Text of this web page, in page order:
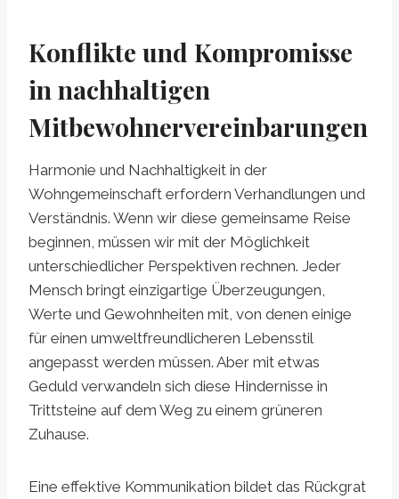
Konflikte und Kompromisse
in nachhaltigen
Mitbewohnervereinbarungen
Harmonie und Nachhaltigkeit in der
Wohngemeinschaft erfordern Verhandlungen und
Verständnis. Wenn wir diese gemeinsame Reise
beginnen, müssen wir mit der Möglichkeit
unterschiedlicher Perspektiven rechnen. Jeder
Mensch bringt einzigartige Überzeugungen,
Werte und Gewohnheiten mit, von denen einige
für einen umweltfreundlicheren Lebensstil
angepasst werden müssen. Aber mit etwas
Geduld verwandeln sich diese Hindernisse in
Trittsteine ​​auf dem Weg zu einem grüneren
Zuhause.
Eine effektive Kommunikation bildet das Rückgrat